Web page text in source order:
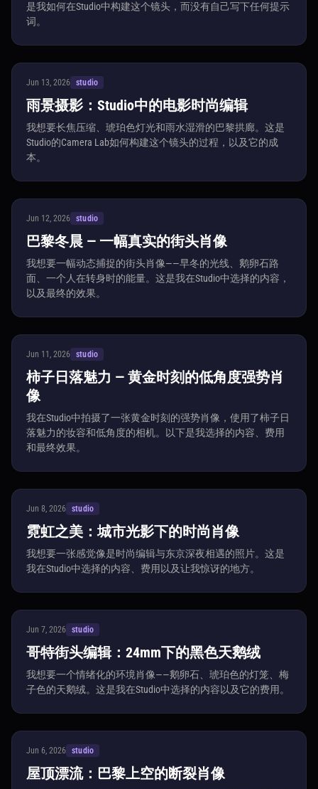
是我如何在Studio中构建这个镜头，而没有自己写下任何提示
词。
Jun 13, 2026 studio
雨景摄影：Studio中的电影时尚编辑
我想要长焦压缩、琥珀色灯光和雨水湿滑的巴黎拱廊。这是
Studio的Camera Lab如何构建这个镜头的过程，以及它的成
本。
Jun 12, 2026 studio
巴黎冬晨 — 一幅真实的街头肖像
我想要一幅动态捕捉的街头肖像——早冬的光线、鹅卵石路
面、一个人在转身时的能量。这是我在Studio中选择的内容，
以及最终的效果。
Jun 11, 2026 studio
柿子日落魅力 — 黄金时刻的低角度强势肖
像
我在Studio中拍摄了一张黄金时刻的强势肖像，使用了柿子日
落魅力的妆容和低角度的相机。以下是我选择的内容、费用
和最终效果。
Jun 8, 2026 studio
霓虹之美：城市光影下的时尚肖像
我想要一张感觉像是时尚编辑与东京深夜相遇的照片。这是
我在Studio中选择的内容、费用以及让我惊讶的地方。
Jun 7, 2026 studio
哥特街头编辑：24mm下的黑色天鹅绒
我想要一个情绪化的环境肖像——鹅卵石、琥珀色的灯笼、梅
子色的天鹅绒。这是我在Studio中选择的内容以及它的费用。
Jun 6, 2026 studio
屋顶漂流：巴黎上空的断裂肖像